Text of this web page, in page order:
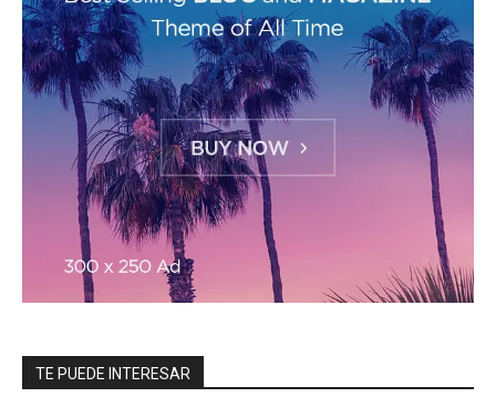
TE PUEDE INTERESAR